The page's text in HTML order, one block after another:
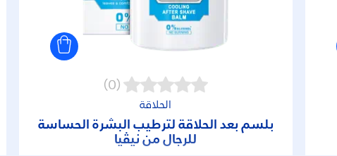
(0)
الحلاقة
بلسم بعد الحلاقة لترطيب البشرة الحساسة
للرجال من نيڤيا